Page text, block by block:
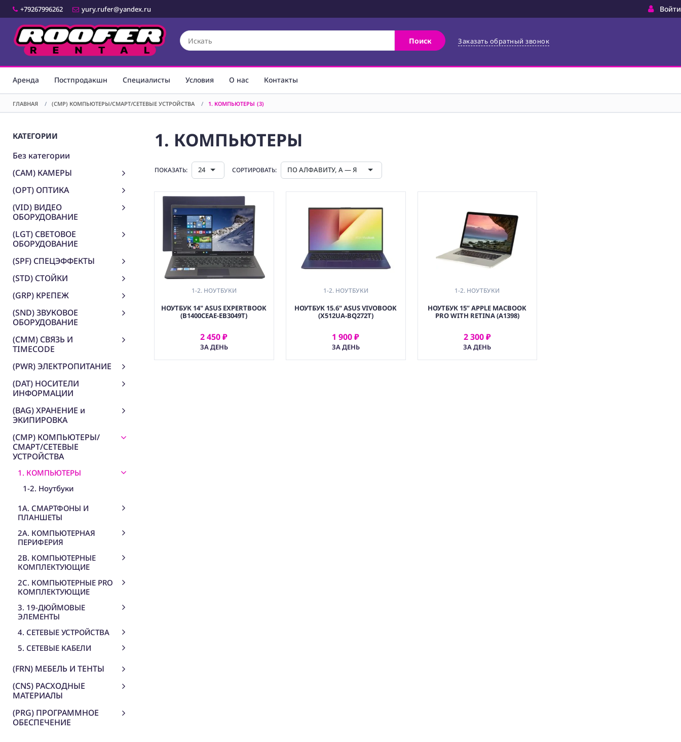
Войти
+79267996262 yury.rufer@yandex.ru
Поиск Заказать обратный звонок
Аренда Постпродакшн Специалисты Условия О нас Контакты
ГЛАВНАЯ / (CMP) КОМПЬЮТЕРЫ/СМАРТ/СЕТЕВЫЕ УСТРОЙСТВА / 1. КОМПЬЮТЕРЫ (3)
КАТЕГОРИИ
Без категории
(CAM) КАМЕРЫ
(OPT) ОПТИКА
(VID) ВИДЕО
ОБОРУДОВАНИЕ
(LGT) СВЕТОВОЕ
ОБОРУДОВАНИЕ
(SPF) СПЕЦЭФФЕКТЫ
(STD) СТОЙКИ
(GRP) КРЕПЕЖ
(SND) ЗВУКОВОЕ
ОБОРУДОВАНИЕ
(CMM) СВЯЗЬ И
TIMECODE
(PWR) ЭЛЕКТРОПИТАНИЕ
(DAT) НОСИТЕЛИ
ИНФОРМАЦИИ
(BAG) ХРАНЕНИЕ и
ЭКИПИРОВКА
(CMP) КОМПЬЮТЕРЫ/
СМАРТ/СЕТЕВЫЕ
УСТРОЙСТВА
1. КОМПЬЮТЕРЫ
1-2. Ноутбуки
1A. СМАРТФОНЫ И
ПЛАНШЕТЫ
2A. КОМПЬЮТЕРНАЯ
ПЕРИФЕРИЯ
2B. КОМПЬЮТЕРНЫЕ
КОМПЛЕКТУЮЩИЕ
2C. КОМПЬЮТЕРНЫЕ PRO
КОМПЛЕКТУЮЩИЕ
3. 19-ДЮЙМОВЫЕ
ЭЛЕМЕНТЫ
4. СЕТЕВЫЕ УСТРОЙСТВА
5. СЕТЕВЫЕ КАБЕЛИ
(FRN) МЕБЕЛЬ И ТЕНТЫ
(CNS) РАСХОДНЫЕ
МАТЕРИАЛЫ
(PRG) ПРОГРАММНОЕ
ОБЕСПЕЧЕНИЕ
1. КОМПЬЮТЕРЫ
ПОКАЗАТЬ: 24 СОРТИРОВАТЬ: ПО АЛФАВИТУ, А — Я
1-2. НОУТБУКИ
НОУТБУК 14" ASUS EXPERTBOOK
(B1400CEAE-EB3049T)
2 450 ₽
ЗА ДЕНЬ
АРЕНДОВАТЬ
1-2. НОУТБУКИ
НОУТБУК 15.6" ASUS VIVOBOOK
(X512UA-BQ272T)
1 900 ₽
ЗА ДЕНЬ
АРЕНДОВАТЬ
1-2. НОУТБУКИ
НОУТБУК 15” APPLE MACBOOK
PRO WITH RETINA (A1398)
2 300 ₽
ЗА ДЕНЬ
АРЕНДОВАТЬ